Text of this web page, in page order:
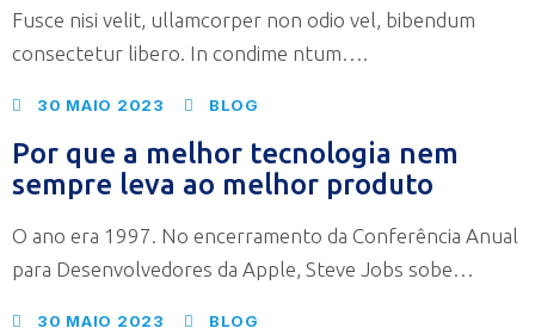
Fusce nisi velit, ullamcorper non odio vel, bibendum
consectetur libero. In condime ntum….
30 MAIO 2023 BLOG
Por que a melhor tecnologia nem
sempre leva ao melhor produto
O ano era 1997. No encerramento da Conferência Anual
para Desenvolvedores da Apple, Steve Jobs sobe…
30 MAIO 2023 BLOG